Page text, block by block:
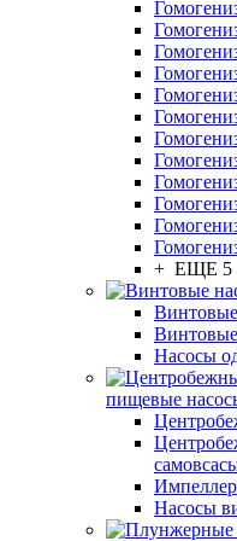
+ ЕЩЕ 5
Насосы
пищевые
Насосы